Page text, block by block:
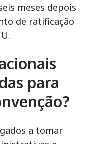
meses depois
de ratificação
para
a tomar